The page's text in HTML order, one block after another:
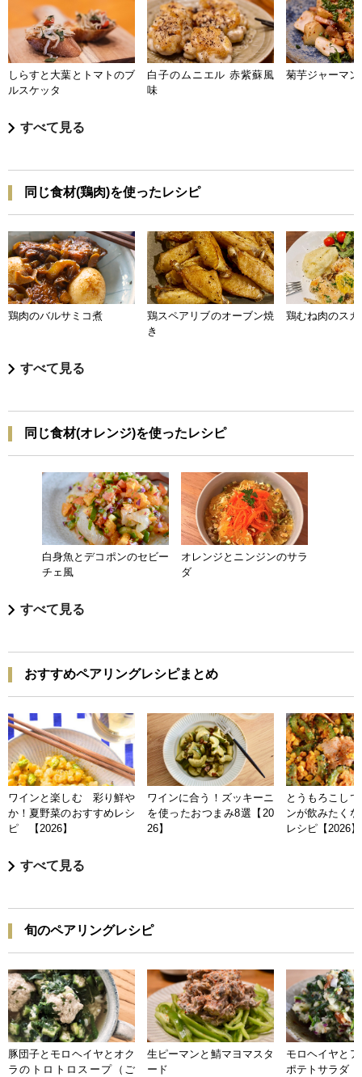
しらすと大葉とトマトのブ
ルスケッタ
白子のムニエル 赤紫蘇風
味
菊芋ジャーマン
すべて見る
同じ食材(鶏肉)を使ったレシピ
鶏肉のバルサミコ煮
鶏スペアリブのオーブン焼
き
鶏むね肉のス
すべて見る
同じ食材(オレンジ)を使ったレシピ
白身魚とデコポンのセビー
チェ風
オレンジとニンジンのサラ
ダ
すべて見る
おすすめペアリングレシピまとめ
ワインと楽しむ 彩り鮮や
か！夏野菜のおすすめレシ
ピ 【2026】
ワインに合う！ズッキーニ
を使ったおつまみ8選【20
26】
とうもろこし
ンが飲みたく
レシピ【2026】
すべて見る
旬のペアリングレシピ
豚団子とモロヘイヤとオク
ラのトロトロスープ（ご
生ピーマンと鯖マヨマスタ
ード
モロヘイヤと
ポテトサラダ